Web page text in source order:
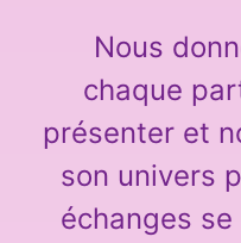
Nous
chaque
présenter et
son univers
échanges